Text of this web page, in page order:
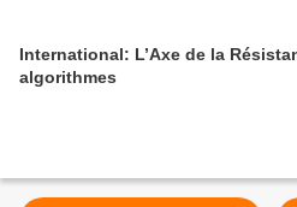
International: L’Axe de la
algorithmes